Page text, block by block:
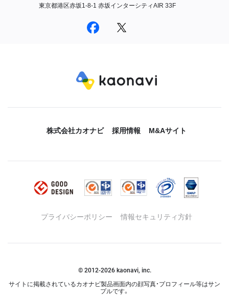
東京都港区赤坂1-8-1 赤坂インターシティAIR 33F
株式会社カオナビ 採用情報 M&Aサイト
プライバシーポリシー 情報セキュリティ方針
© 2012-2026kaonavi, inc.
サイトに掲載されているカオナビ製品画面内の顔写真・プロフィール等はサン
プルです。